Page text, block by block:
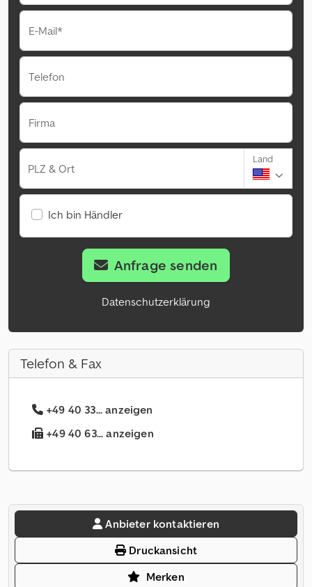
E-Mail*
Telefon
Firma
PLZ & Ort
Land
Ich bin Händler
Anfrage senden
Datenschutzerklärung
Telefon & Fax
+49 40 33... anzeigen
+49 40 63... anzeigen
Anbieter kontaktieren
Druckansicht
Merken